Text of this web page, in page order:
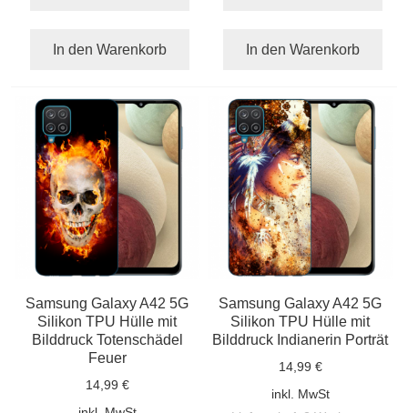
In den Warenkorb In den Warenkorb
Samsung Galaxy A42 5G
Silikon TPU Hülle mit
Bilddruck Totenschädel
Feuer
14,99 €
Samsung Galaxy A42 5G
Silikon TPU Hülle mit
Bilddruck Indianerin Porträt
14,99 €
inkl. MwSt